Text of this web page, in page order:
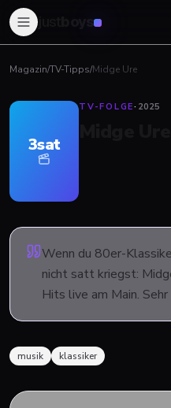
boys
Magazin/TV-Tipps/Midge Ure
3sat
TV-FOLGE· 2025
Wenn du 80er-
nicht satt kriegst:
Hits live am Main.
musik klassiker